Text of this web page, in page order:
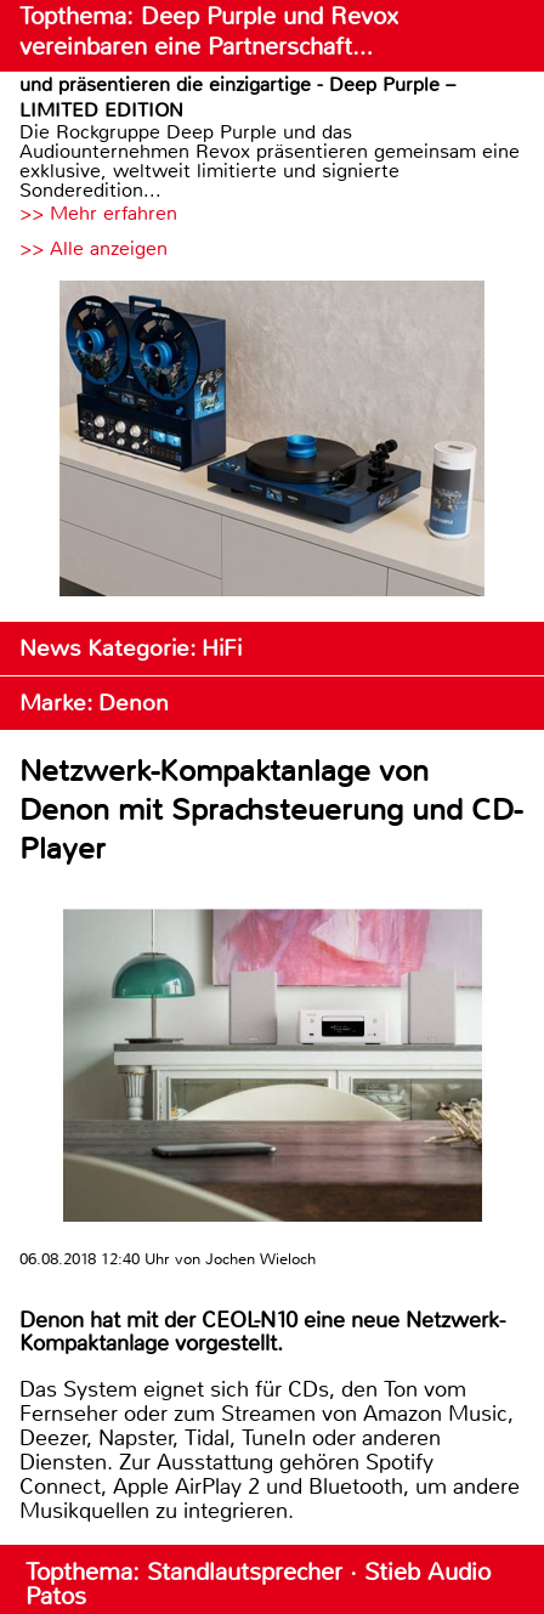
Topthema: Deep Purple und Revox
vereinbaren eine Partnerschaft…
und präsentieren die einzigartige - Deep Purple –
LIMITED EDITION
Die Rockgruppe Deep Purple und das
Audiounternehmen Revox präsentieren gemeinsam eine
exklusive, weltweit limitierte und signierte
Sonderedition...
>> Mehr erfahren
>> Alle anzeigen
News Kategorie: HiFi
Marke: Denon
Netzwerk-Kompaktanlage von
Denon mit Sprachsteuerung und CD-
Player
06.08.2018 12:40 Uhr von Jochen Wieloch
Denon hat mit der CEOL-N10 eine neue Netzwerk-
Kompaktanlage vorgestellt.
Das System eignet sich für CDs, den Ton vom
Fernseher oder zum Streamen von Amazon Music,
Deezer, Napster, Tidal, TuneIn oder anderen
Diensten. Zur Ausstattung gehören Spotify
Connect, Apple AirPlay 2 und Bluetooth, um andere
Musikquellen zu integrieren.
Topthema: Standlautsprecher · Stieb Audio
Patos